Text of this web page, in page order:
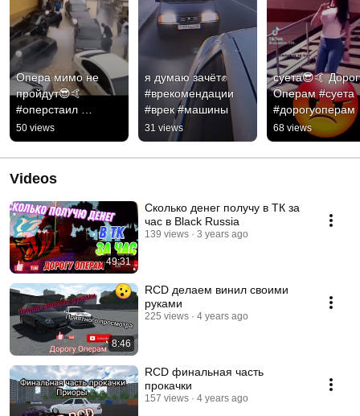
Опера мимо не
пройдут😎🤙
#оперстаил
#operstyle
50 views
я думаю зачёт✊
#врекомендации
#врек #машины
31 views
суета😎🤙
Операм #суета
#дорогуоперам
68 views
Videos
49:31
Сколько денег получу в ТК за
час в Black Russia
139 views 3 years ago
8:46
RCD делаем винил своими
руками
225 views 4 years ago
RCD финальная часть
прокачки
157 views 4 years ago